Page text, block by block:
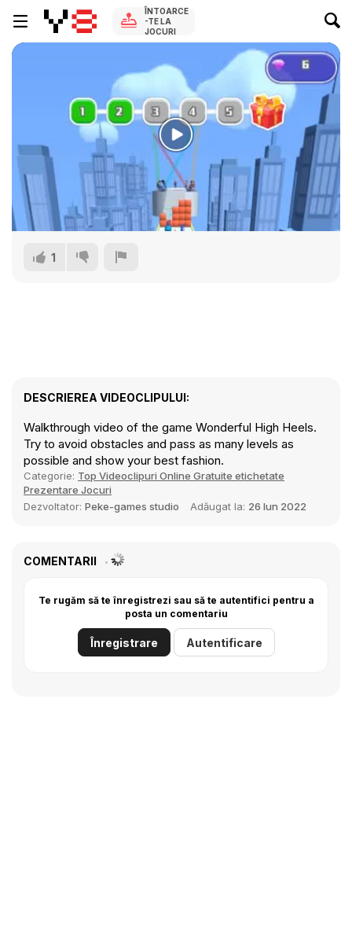
ÎNTOARCE
-TE LA
JOCURI
1
DESCRIEREA VIDEOCLIPULUI:
Walkthrough video of the game Wonderful High Heels.
Try to avoid obstacles and pass as many levels as
possible and show your best fashion.
Categorie: Top Videoclipuri Online Gratuite etichetate
Prezentare Jocuri
Dezvoltator: Peke-games studio Adăugat la: 26 Iun 2022
COMENTARII
Te rugăm să te înregistrezi sau să te autentifici pentru a
posta un comentariu
Înregistrare Autentificare